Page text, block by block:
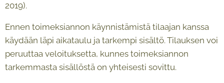
2019).
Ennen toimeksiannon käynnistämistä tilaajan kanssa
käydään läpi aikataulu ja tarkempi sisältö. Tilauksen voi
peruuttaa veloituksetta, kunnes toimeksiannon
tarkemmasta sisällöstä on yhteisesti sovittu.